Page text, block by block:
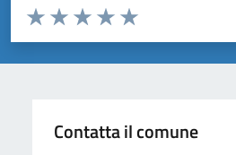
Domanda
Valuta da 1 a 5 stelle la pagina
Valuta 5 stelle su 5
Valuta 4 stelle su 5
Valuta 3 stelle su 5
Valuta 2 stelle su 5
Valuta 1 stelle su 5
Contatta il comune